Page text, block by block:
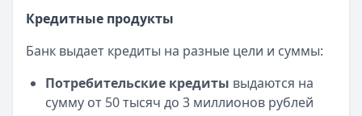
Категория:
Читать статью
Оформить кредит для иностранных граждан в 2025 году
Опубликовано:17 ноября 2025 г.
Категория:Кредиты
Кредитные продукты
Банк выдает кредиты на разные цели и суммы:
Потребительские кредиты выдаются на
сумму от 50 тысяч до 3 миллионов рублей